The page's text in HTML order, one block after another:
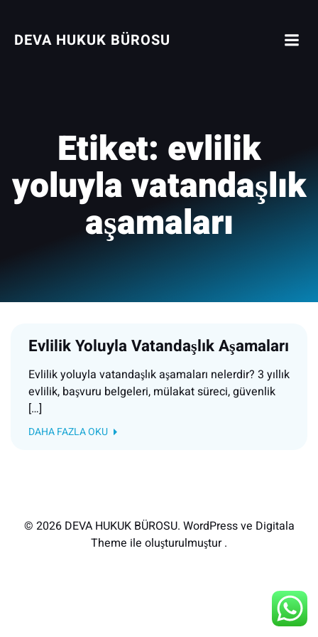
DEVA HUKUK BÜROSU
Etiket: evlilik
yoluyla vatandaşlık
aşamaları
Evlilik Yoluyla Vatandaşlık Aşamaları
Evlilik yoluyla vatandaşlık aşamaları nelerdir? 3 yıllık
evlilik, başvuru belgeleri, mülakat süreci, güvenlik
[…]
DAHA FAZLA OKU
© 2026 DEVA HUKUK BÜROSU. WordPress ve Digitala
Theme ile oluşturulmuştur .